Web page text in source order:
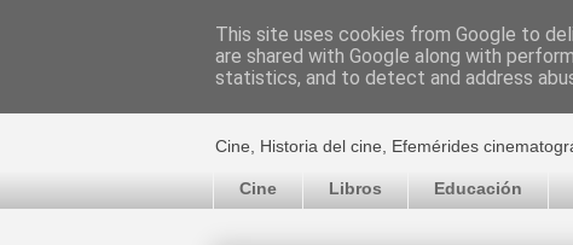
El cultural
Cine, Historia del cine, Efemérides
Cine Libros Educación
This site uses cookies from Google to
are shared with Google along with
statistics, and to detect and address